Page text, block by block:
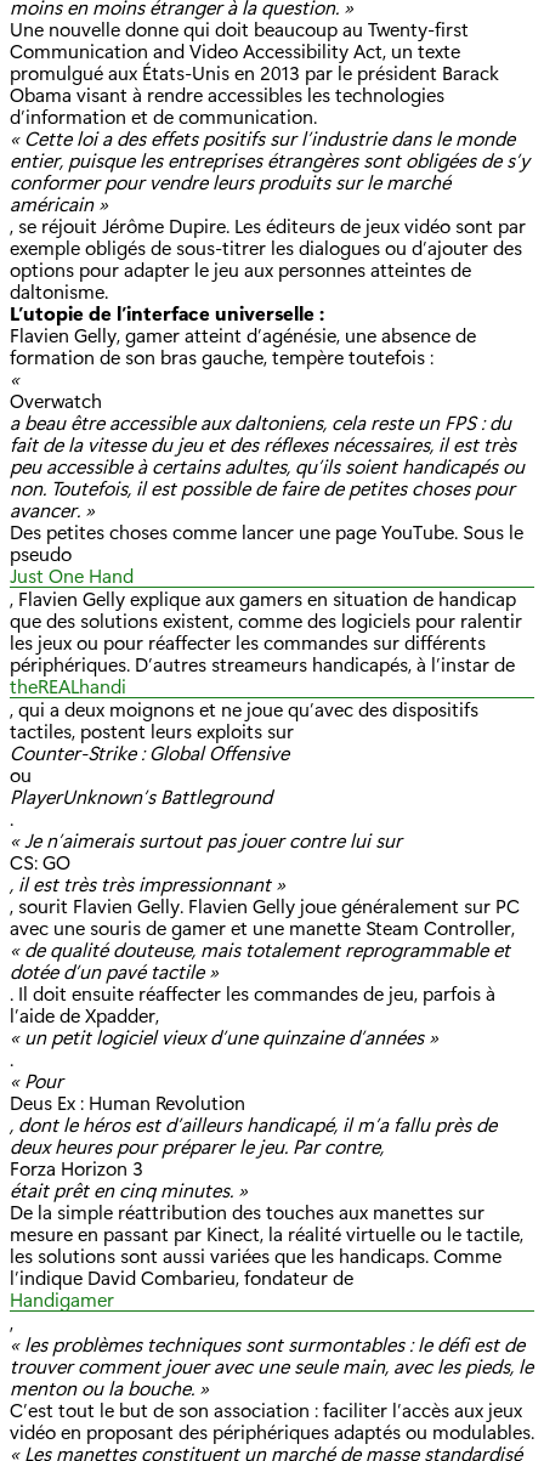
moins en moins étranger à la question. »
Une nouvelle donne qui doit beaucoup au Twenty-first
Communication and Video Accessibility Act, un texte
promulgué aux États-Unis en 2013 par le président Barack
Obama visant à rendre accessibles les technologies
d’information et de communication.
« Cette loi a des effets positifs sur l’industrie dans le monde
entier, puisque les entreprises étrangères sont obligées de s’y
conformer pour vendre leurs produits sur le marché
américain »
, se réjouit Jérôme Dupire. Les éditeurs de jeux vidéo sont par
exemple obligés de sous-titrer les dialogues ou d’ajouter des
options pour adapter le jeu aux personnes atteintes de
daltonisme.
L’utopie de l’interface universelle :
Flavien Gelly, gamer atteint d’agénésie, une absence de
formation de son bras gauche, tempère toutefois :
«
Overwatch
a beau être accessible aux daltoniens, cela reste un FPS : du
fait de la vitesse du jeu et des réflexes nécessaires, il est très
peu accessible à certains adultes, qu’ils soient handicapés ou
non. Toutefois, il est possible de faire de petites choses pour
avancer. »
Des petites choses comme lancer une page YouTube. Sous le
pseudo
Just One Hand
, Flavien Gelly explique aux gamers en situation de handicap
que des solutions existent, comme des logiciels pour ralentir
les jeux ou pour réaffecter les commandes sur différents
périphériques. D’autres streameurs handicapés, à l’instar de
theREALhandi
, qui a deux moignons et ne joue qu’avec des dispositifs
tactiles, postent leurs exploits sur
Counter-Strike : Global Offensive
ou
PlayerUnknown’s Battleground
.
« Je n’aimerais surtout pas jouer contre lui sur
CS: GO
, il est très très impressionnant »
, sourit Flavien Gelly. Flavien Gelly joue généralement sur PC
avec une souris de gamer et une manette Steam Controller,
« de qualité douteuse, mais totalement reprogrammable et
dotée d’un pavé tactile »
. Il doit ensuite réaffecter les commandes de jeu, parfois à
l’aide de Xpadder,
« un petit logiciel vieux d’une quinzaine d’années »
.
« Pour
Deus Ex : Human Revolution
, dont le héros est d’ailleurs handicapé, il m’a fallu près de
deux heures pour préparer le jeu. Par contre,
Forza Horizon 3
était prêt en cinq minutes. »
De la simple réattribution des touches aux manettes sur
mesure en passant par Kinect, la réalité virtuelle ou le tactile,
les solutions sont aussi variées que les handicaps. Comme
l’indique David Combarieu, fondateur de
Handigamer
,
« les problèmes techniques sont surmontables : le défi est de
trouver comment jouer avec une seule main, avec les pieds, le
menton ou la bouche. »
C’est tout le but de son association : faciliter l’accès aux jeux
vidéo en proposant des périphériques adaptés ou modulables.
« Les manettes constituent un marché de masse standardisé